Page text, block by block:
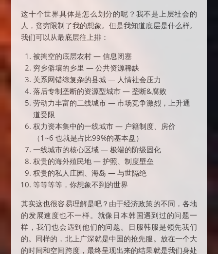
这十个世界具体是怎么划分的呢？我不是上层社会的
人，贫穷限制了我的想象。但是我知道底层是什么样。
我们可以从最底层往上排：
被掏空的底层农村 — 信息闭塞
穷乡僻壤的乡里 — 公共资源稀缺
关系网错综复杂的县城 — 人情社会压力
落后专制垄断的资源型城市 — 垄断&腐败
劳动力丰富的二线城市 — 市场竞争激烈，上升通
道受限
权力资本集中的一线城市 — 户籍制度、房价
（1~6 也就是占比99%的基本盘）
一线城市的核心区域 — 极端的阶级固化
权贵的海外殖民地 — 护照、制度壁垒
权贵的私人庄园、海岛 — 与世隔绝
等等等等，你想象不到的世界
其实这也很容易理解是吧？由于经济政策的不同，各地
的发展速度也不一样。就像日本韩国遇到过的问题一
样，我们也会遇到他们的问题。日服韩服是领先我们
的。同样的，北上广深就是中国的抢先服。放在一个大
的时间和空间跨度，最终呈现出来的结果就是我们身处